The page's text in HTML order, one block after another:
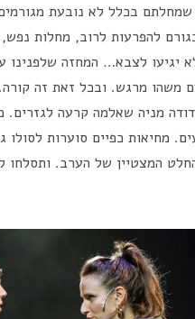
שמחלתם בכלל לא נובעת
להפרעות לרוב, מחלות
יגיעו לצבא… המחזה שלפנינו
משהו מרגש. ובכל זאת זה
מניה שאלמה קרעה לגזרים.
מחיאות כפיים סוערות
בן 13 בלבד ובהחלט המצטיין של